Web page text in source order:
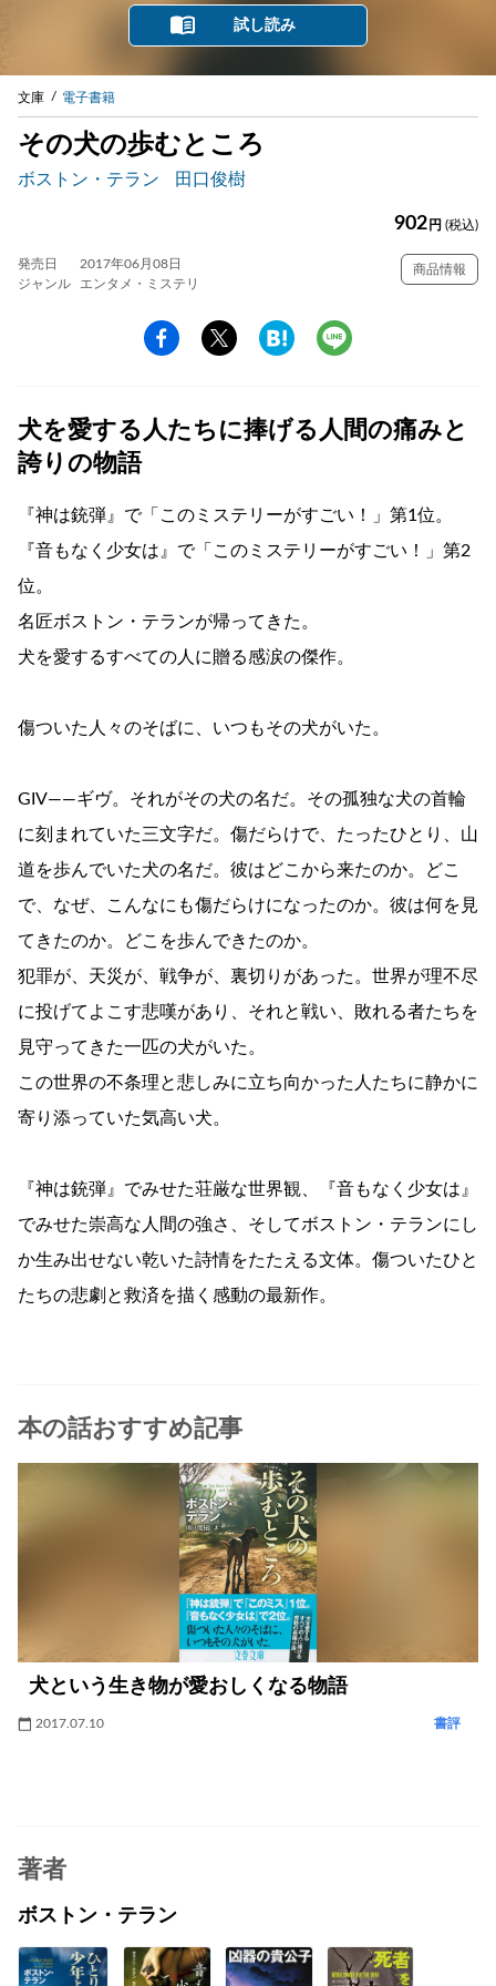
試し読み
文庫 電子書籍
その犬の歩むところ
ボストン・テラン 田口俊樹
902 円 (税込)
発売日
2017年06月08日
ジャンル
エンタメ・ミステリ
商品情報
犬を愛する人たちに捧げる人間の痛みと
誇りの物語
『神は銃弾』で「このミステリーがすごい！」第1位。
『音もなく少女は』で「このミステリーがすごい！」第2
位。
名匠ボストン・テランが帰ってきた。
犬を愛するすべての人に贈る感涙の傑作。
傷ついた人々のそばに、いつもその犬がいた。
GIV――ギヴ。それがその犬の名だ。その孤独な犬の首輪
に刻まれていた三文字だ。傷だらけで、たったひとり、山
道を歩んでいた犬の名だ。彼はどこから来たのか。どこ
で、なぜ、こんなにも傷だらけになったのか。彼は何を見
てきたのか。どこを歩んできたのか。
犯罪が、天災が、戦争が、裏切りがあった。世界が理不尽
に投げてよこす悲嘆があり、それと戦い、敗れる者たちを
見守ってきた一匹の犬がいた。
この世界の不条理と悲しみに立ち向かった人たちに静かに
寄り添っていた気高い犬。
『神は銃弾』でみせた荘厳な世界観、『音もなく少女は』
でみせた崇高な人間の強さ、そしてボストン・テランにし
か生み出せない乾いた詩情をたたえる文体。傷ついたひと
たちの悲劇と救済を描く感動の最新作。
本の話おすすめ記事
犬という生き物が愛おしくなる物語
2017.07.10 書評
著者
ボストン・テラン